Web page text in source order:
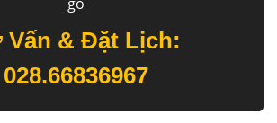
Vấn & Đặt Lịch:
028.66836967